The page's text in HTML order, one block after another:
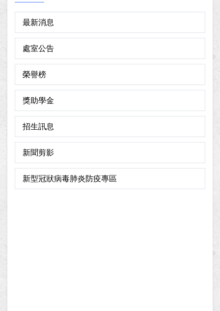
最新消息
處室公告
榮譽榜
獎助學金
招生訊息
新聞剪影
新型冠狀病毒肺炎防疫專區